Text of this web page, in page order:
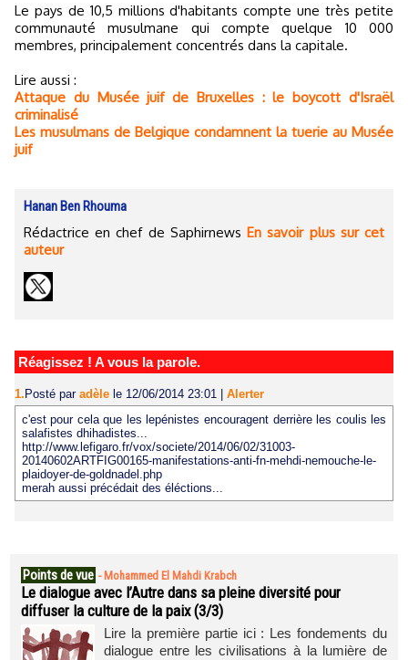
Le pays de 10,5 millions d'habitants compte une très petite
communauté musulmane qui compte quelque 10 000
membres, principalement concentrés dans la capitale.
Lire aussi :
Attaque du Musée juif de Bruxelles : le boycott d'Israël
criminalisé
Les musulmans de Belgique condamnent la tuerie au Musée
juif
Hanan Ben Rhouma
Rédactrice en chef de SaphirnewsEn savoir plus sur cet
auteur
Réagissez ! A vous la parole.
1. Posté par adèle le 12/06/2014 23:01
Alerter
c'est pour cela que les lepénistes encouragent derrière les coulis les
salafistes dhihadistes...
http://www.lefigaro.fr/vox/societe/2014/06/02/31003-
20140602ARTFIG00165-manifestations-anti-fn-mehdi-nemouche-le-
plaidoyer-de-goldnadel.php
merah aussi précédait des éléctions...
Points de vue - Mohammed El Mahdi Krabch
Le dialogue avec l’Autre dans sa pleine diversité pour
diffuser la culture de la paix (3/3)
Lire la première partie ici : Les fondements du
dialogue entre les civilisations à la lumière de